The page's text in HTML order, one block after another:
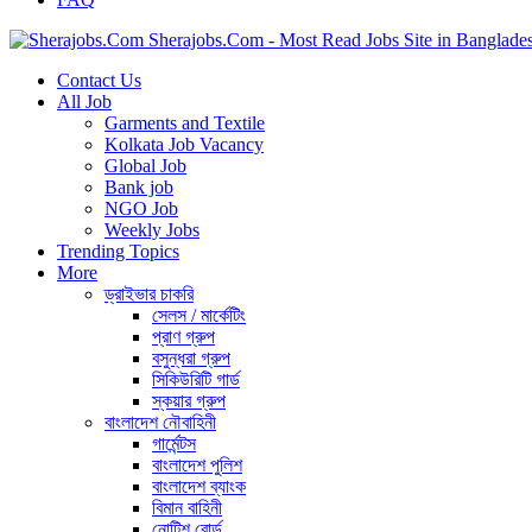
Sherajobs.Com - Most Read Jobs Site in
Contact Us
All Job
Garments and Textile
Kolkata Job Vacancy
Global Job
Bank job
NGO Job
Weekly Jobs
Trending Topics
More
ড্রাইভার চাকরি
সেলস / মার্কেটিং
প্রাণ গ্রুপ
বসুন্ধরা গ্রুপ
সিকিউরিটি গার্ড
স্কয়ার গ্রুপ
বাংলাদেশ নৌবাহিনী
গার্মেন্টস
বাংলাদেশ পুলিশ
বাংলাদেশ ব্যাংক
বিমান বাহিনী